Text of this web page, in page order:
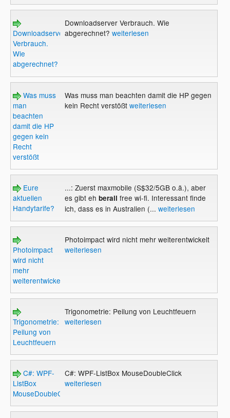
Downloadserver
Verbrauch.
Wie
abgerechnet?
Downloadserver Verbrauch. Wie
abgerechnet? weiterlesen
Was muss
man
beachten
damit die HP
gegen kein
Recht
verstößt
Was muss man beachten damit die HP gegen
kein Recht verstößt weiterlesen
Eure
aktuellen
Handytarife?
...: Zuerst maxmobile (S$32/5GB o.ä.), aber
es gibt eh berall free wi-fi. Interessant finde
ich, dass es in Australien (... weiterlesen
Photoimpact
wird nicht
mehr
weiterentwickelt
Photoimpact wird nicht mehr weiterentwickelt
weiterlesen
Trigonometrie:
Peilung von
Leuchtfeuern
Trigonometrie: Peilung von Leuchtfeuern
weiterlesen
C#: WPF-
ListBox
MouseDoubleClick
C#: WPF-ListBox MouseDoubleClick
weiterlesen